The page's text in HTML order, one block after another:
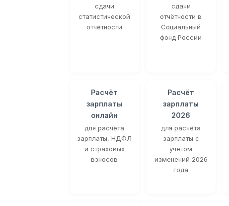
сдачи
статистической
отчётности
сдачи
отчётности в
Социальный
фонд России
Расчёт
зарплаты
онлайн
для расчёта
зарплаты, НДФЛ
и страховых
взносов
Расчёт
зарплаты
2026
для расчёта
зарплаты с
учётом
изменений 2026
года